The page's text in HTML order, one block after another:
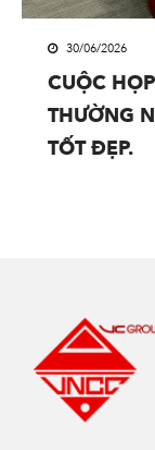
30/06/2026
CUỘC
THƯỜNG
TỐT ĐẸP.